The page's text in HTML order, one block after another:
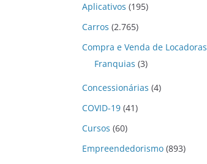
Aplicativos (195)
Carros (2.765)
Compra e Venda de Locadoras
Franquias (3)
Concessionárias (4)
COVID-19 (41)
Cursos (60)
Empreendedorismo (893)